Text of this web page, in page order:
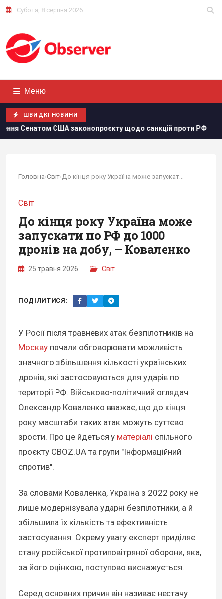
Субота, 8 серпня 2026
Меню
ШВИДКІ НОВИНИ
законопроєкту щодо санкцій проти РФ Росія
Головна›Світ›
Світ
До кінця року Україна може
запускати по РФ до 1000
дронів на добу, – Коваленко
25 травня 2026 Світ
ПОДІЛИТИСЯ:
У Росії після травневих атак безпілотників на
Москву почали обговорювати можливість
значного збільшення кількості українських
дронів, які застосовуються для ударів по
території РФ. Військово-політичний оглядач
Олександр Коваленко вважає, що до кінця
року масштаби таких атак можуть суттєво
зрости. Про це йдеться у матеріалі спільного
проєкту OBOZ.UA та групи "Інформаційний
спротив".
За словами Коваленка, Україна з 2022 року не
лише модернізувала ударні безпілотники, а й
збільшила їх кількість та ефективність
застосування. Окрему увагу експерт приділяє
стану російської протиповітряної оборони, яка,
за його оцінкою, поступово виснажується.
Серед основних причин він називає нестачу